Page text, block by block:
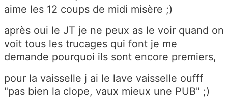
aime les 12 coups de midi misère ;)
après oui le JT je ne peux as le voir quand on
voit tous les trucages qui font je me
demande pourquoi ils sont encore premiers,
pour la vaisselle j ai le lave vaisselle oufff
"pas bien la clope, vaux mieux une PUB" ;)